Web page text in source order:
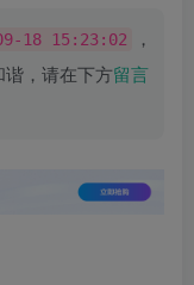
18 15:23:02
，
，请在下方留言